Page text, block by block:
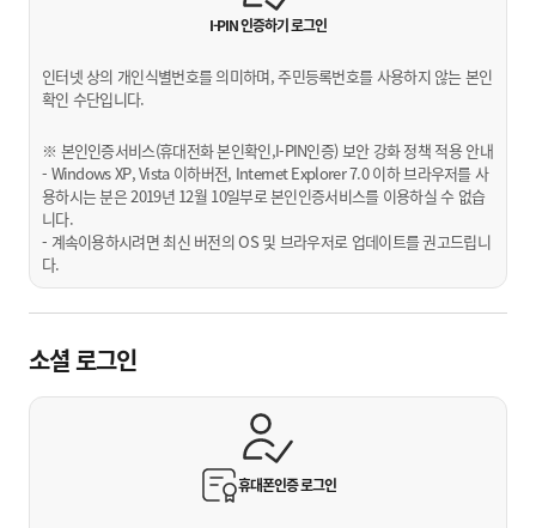
I-PIN 인증하기로그인
인터넷 상의 개인식별번호를 의미하며, 주민등록번호를 사용하지 않는 본인
확인 수단입니다.
※ 본인인증서비스(휴대전화 본인확인,I-PIN인증) 보안 강화 정책 적용 안내
- Windows XP, Vista 이하버전, Internet Explorer 7.0 이하 브라우저를 사
용하시는 분은 2019년 12월 10일부로 본인인증서비스를 이용하실 수 없습
니다.
- 계속이용하시려면 최신 버전의 OS 및 브라우저로 업데이트를 권고드립니
다.
소셜 로그인
휴대폰인증로그인